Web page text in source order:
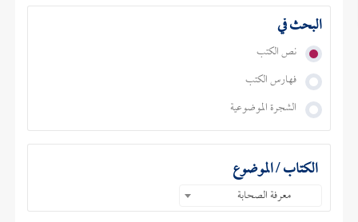
البحث في
نص الكتب
فهارس الكتب
الشجرة الموضوعية
الكتاب / الموضوع
معرفة الصحابة